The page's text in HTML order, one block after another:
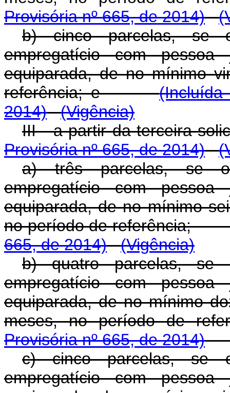
Provisória nº 665, de 2014)
b) cinco parcelas, se
empregatício com
equiparada, de no mínimo
referência; e
2014)
(Vigência)
III - a partir da
Provisória nº 665, de 2014)
a) três parcelas, se o
empregatício com
equiparada, de no mínimo
no período de
665, de 2014)
(Vigência)
b) quatro parcelas, se
empregatício com
equiparada, de no mínimo
meses, no período de
Provisória nº 665, de 2014)
c) cinco parcelas, se
empregatício com